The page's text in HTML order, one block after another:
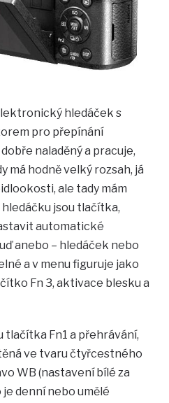
hledáček s
pro přepínání
naladěný a pracuje,
má hodně velký rozsah, já
ale tady mám
jsou tlačítka,
automatické
anebo – hledáček nebo
a v menu figuruje jako
Fn 3, aktivace blesku a
tlačítka Fn1 a přehrávání,
ve tvaru čtyřcestného
WB (nastavení bílé za
denní nebo umělé